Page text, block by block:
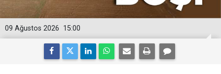
15:00
09 Ağustos 2026